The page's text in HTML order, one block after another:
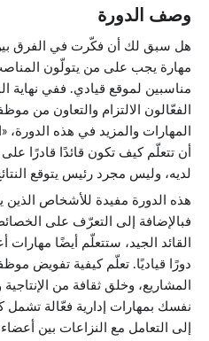
وصف الدورة
هل سبق لك أن فكّرت في الفرق بين
مهارة يجب على من يتولّون المناصب
مناسبين لموقع قيادي. ففي نهاية
الفعّالون الالتزام والتعاون من
المهارات والمزيد في هذه الدورة،
أن تتعلّم كيف تكون قائدًا قادرًا
لديه، وليس مجرد رئيس يتوقع
هذه الدورة مفيدة للأشخاص الذين
فبالإضافة إلى التعرّف على
القائد الجيد، ستتعلّم أيضًا
دورًا قياديًا. تعلّم كيفية تفويض
المشاريع، وخلق ثقافة من
نفسك بمهارات إدارية فعّالة
إلى التعامل مع النزاعات بين